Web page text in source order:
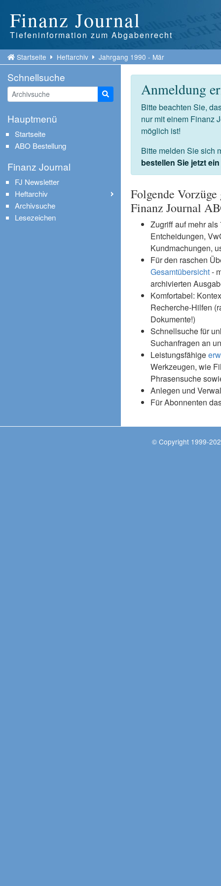
Finanz Journal
Tiefeninformation zum Abgabenrecht
Startseite Heftarchiv Jahrgang 1990 - Mär
Anmeldung
Bitte beachten Sie,
nur mit einem Finanz
möglich ist!
Bitte melden Sie sich
bestellen Sie jetzt
Folgende
Finanz Journal
Zugriff auf mehr
Entcheidungen,
Kundmachungen,
Für den raschen
Gesamtübersicht-
archivierten
Komfortabel:
Recherche-Hilfen
Dokumente!)
Schnellsuche für
Suchanfragen an
Leistungsfähige
Werkzeugen, wie
Phrasensuche
Anlegen und
Für Abonnenten
Schnellsuche
Suche starten
Hauptmenü
Startseite
ABO Bestellung
Finanz Journal
FJ Newsletter
Heftarchiv
Archivsuche
Lesezeichen
© Copyright 1999-